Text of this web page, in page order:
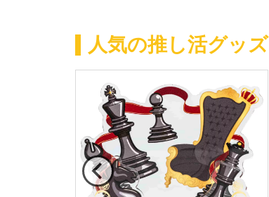
人気の推し活グッズ